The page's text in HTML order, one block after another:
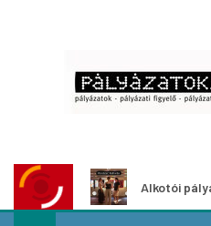
Alkotói pályázat